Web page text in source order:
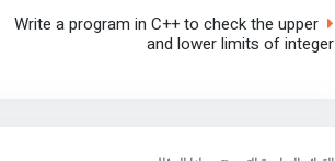
Write a program in C++ to check the upper
and lower limits of integer